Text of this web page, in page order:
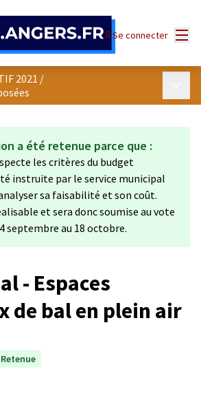
Se connecter
2021 /
a été retenue parce que :
les critères du budget
instruite par le service municipal
sa faisabilité et son coût.
et sera donc soumise au vote
septembre au 18 octobre.
- Espaces
de bal en plein air
Retenue